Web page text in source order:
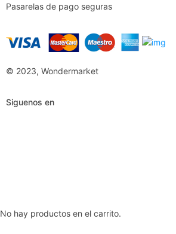
Pasarelas de pago seguras
© 2023, Wondermarket
Siguenos en
No hay productos en el carrito.